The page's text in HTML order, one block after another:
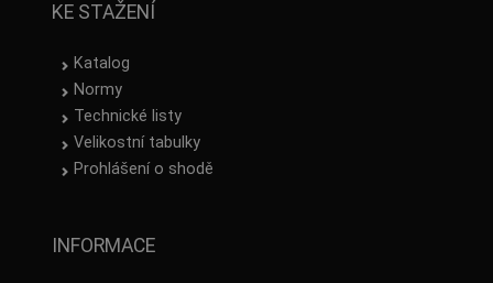
KE STAŽENÍ
Katalog
Normy
Technické listy
Velikostní tabulky
Prohlášení o shodě
INFORMACE